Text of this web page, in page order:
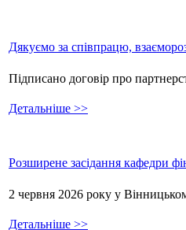
Дякуємо за співпрацю,
Підписано договір про
Детальніше >>
Розширене засідання кафедри
2 червня 2026 року у
Детальніше >>